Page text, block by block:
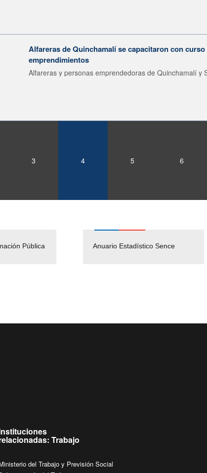
Alfareras de Quinchamalí se capacitaron con
emprendimientos
Alfareras y personas emprendedoras de Quinchamalí y
3 4 5 6
Pública Anuario Estadístico Sence
Empleos Públicos
Solicitud Audiencias y
Trabajo
del Trabajo y Previsión Social